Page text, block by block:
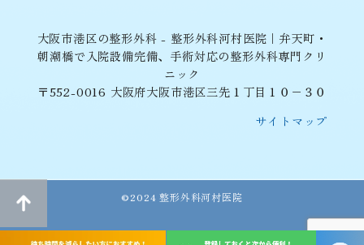
大阪市港区の整形外科 - 整形外科河村医院｜弁天町・
朝潮橋で入院設備完備、手術対応の整形外科専門クリ
ニック
〒552-0016 大阪府大阪市港区三先１丁目１０−３０
サイトマップ
©2024 整形外科河村医院